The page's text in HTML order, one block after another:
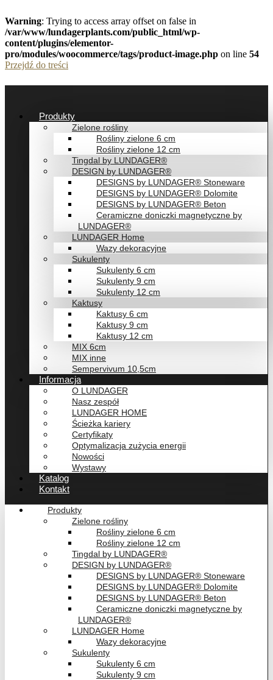
Warning: Trying to access array offset on false in
/var/www/lundagerplants.com/public_html/wp-
content/plugins/elementor-
pro/modules/woocommerce/tags/product-image.php on line 54
Przejdź do treści
Produkty
Zielone rośliny
Rośliny zielone 6 cm
Rośliny zielone 12 cm
Tingdal by LUNDAGER®
DESIGN by LUNDAGER®
DESIGNS by LUNDAGER® Stoneware
DESIGNS by LUNDAGER® Dolomite
DESIGNS by LUNDAGER® Beton
Ceramiczne doniczki magnetyczne by
LUNDAGER®
LUNDAGER Home
Wazy dekoracyjne
Sukulenty
Sukulenty 6 cm
Sukulenty 9 cm
Sukulenty 12 cm
Kaktusy
Kaktusy 6 cm
Kaktusy 9 cm
Kaktusy 12 cm
MIX 6cm
MIX inne
Sempervivum 10,5cm
Informacja
O LUNDAGER
Nasz zespół
LUNDAGER HOME
Ścieżka kariery
Certyfikaty
Optymalizacja zużycia energii
Nowości
Wystawy
Katalog
Kontakt
Produkty
Zielone rośliny
Rośliny zielone 6 cm
Rośliny zielone 12 cm
Tingdal by LUNDAGER®
DESIGN by LUNDAGER®
DESIGNS by LUNDAGER® Stoneware
DESIGNS by LUNDAGER® Dolomite
DESIGNS by LUNDAGER® Beton
Ceramiczne doniczki magnetyczne by
LUNDAGER®
LUNDAGER Home
Wazy dekoracyjne
Sukulenty
Sukulenty 6 cm
Sukulenty 9 cm